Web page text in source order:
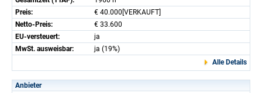
Preis:
€ 40.000[VERKAUFT]
Netto-Preis:
€ 33.600
EU-versteuert:
ja
MwSt. ausweisbar:
ja (19%)
Alle Details
Anbieter